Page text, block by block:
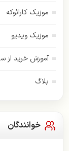
موزیک کارائوکه
موزیک ویدیو
آموزش خرید از
بلاگ
خوانندگان